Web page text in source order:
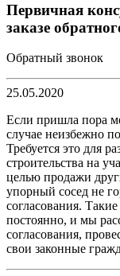
Первичная
заказе
Обратный звонок
25.05.2020
Если пришла пора
случае неизбежно
Требуется это для
строительства на
целью продажи
упорный сосед не
согласования.
постоянно, и мы
согласования,
свои законные